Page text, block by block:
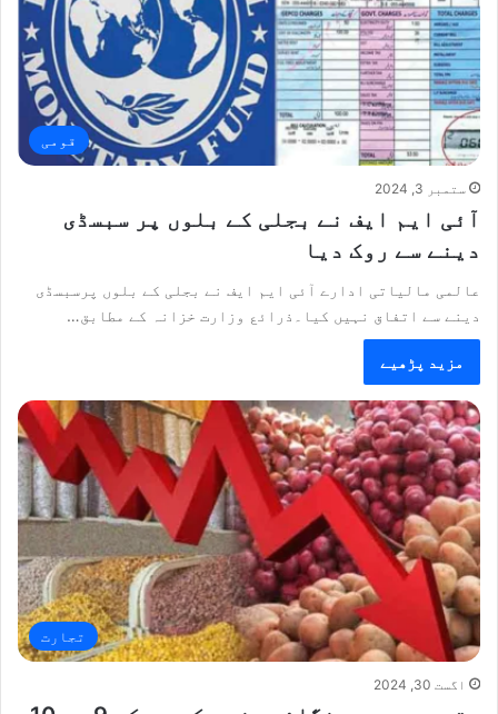
قومی
ستمبر 3, 2024
آئی ایم ایف نے بجلی کے بلوں پر سبسڈی
دینے سے روک دیا
عالمی مالیاتی ادارے آئی ایم ایف نے بجلی کے بلوں پرسبسڈی
دینے سے اتفاق نہیں کیا۔ذرائع وزارت خزانہ کے مطابق…
مزید پڑھیے
تجارت
اگست 30, 2024